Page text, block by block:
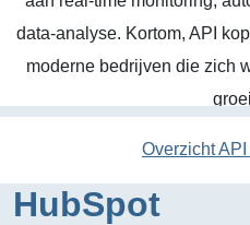
data-analyse. Kortom, API
moderne bedrijven die zich
Overzicht
HubSpot